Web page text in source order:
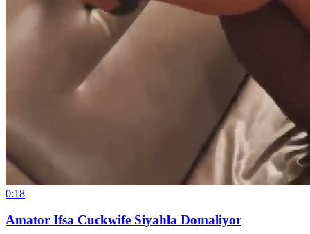
0:18
Amator Ifsa Cuckwife Siyahla Domaliyor